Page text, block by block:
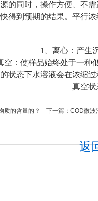
的同时，操作方便、不
得到预期的结果。平行
1、离心：产生
空：使样品始终处于一种
状态下水溶液会在浓缩
真空状
质的含量的？ 下一篇： COD微波
返